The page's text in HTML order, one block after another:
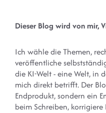
Dieser Blog wird von mir,
Ich wähle die Themen,
veröffentliche
die KI-Welt - eine Welt, in
mich direkt betrifft. Der
Endprodukt, sondern ein
beim Schreiben,